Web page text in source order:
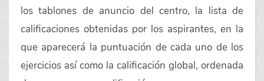
los tablones de anuncio del centro, la lista de
calificaciones obtenidas por los aspirantes, en la
que aparecerá la puntuación de cada uno de los
ejercicios así como la calificación global, ordenada